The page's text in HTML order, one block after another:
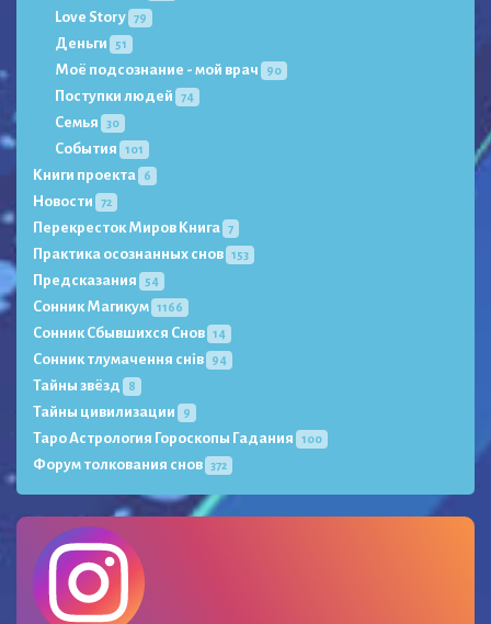
Love Story 79
Деньги 51
Моё подсознание - мой врач 90
Поступки людей 74
Семья 30
События 101
Книги проекта 6
Новости 72
Перекресток Миров Книга 7
Практика осознанных снов 153
Предсказания 54
Сонник Магикум 1166
Сонник Сбывшихся Снов 14
Сонник тлумачення снів 94
Тайны звёзд 8
Тайны цивилизации 9
Таро Астрология Гороскопы Гадания 100
Форум толкования снов 372